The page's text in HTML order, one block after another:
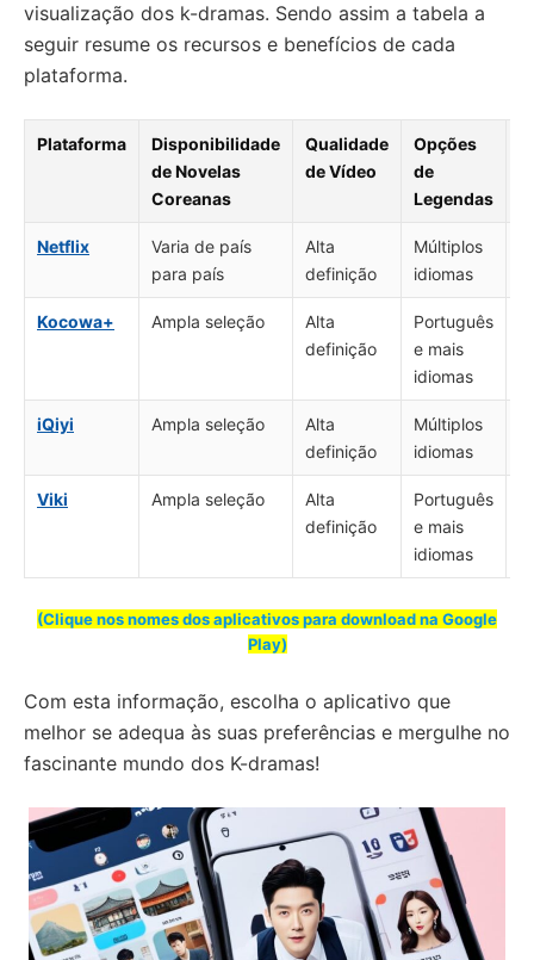
visualização dos k-dramas. Sendo assim a tabela a
seguir resume os recursos e benefícios de cada
plataforma.
Plataforma
Disponibilidade
de Novelas
Coreanas
Qualidade
de Vídeo
Opções
de
Legendas
Netflix
Varia de país
para país
Alta
definição
Múltiplos
idiomas
Kocowa+ Ampla seleção
Alta
definição
Português
e mais
idiomas
iQiyi Ampla seleção
Alta
definição
Múltiplos
idiomas
Viki Ampla seleção
Alta
definição
Português
e mais
idiomas
(Clique nos nomes dos aplicativos para download na Google
Play)
Com esta informação, escolha o aplicativo que
melhor se adequa às suas preferências e mergulhe no
fascinante mundo dos K-dramas!